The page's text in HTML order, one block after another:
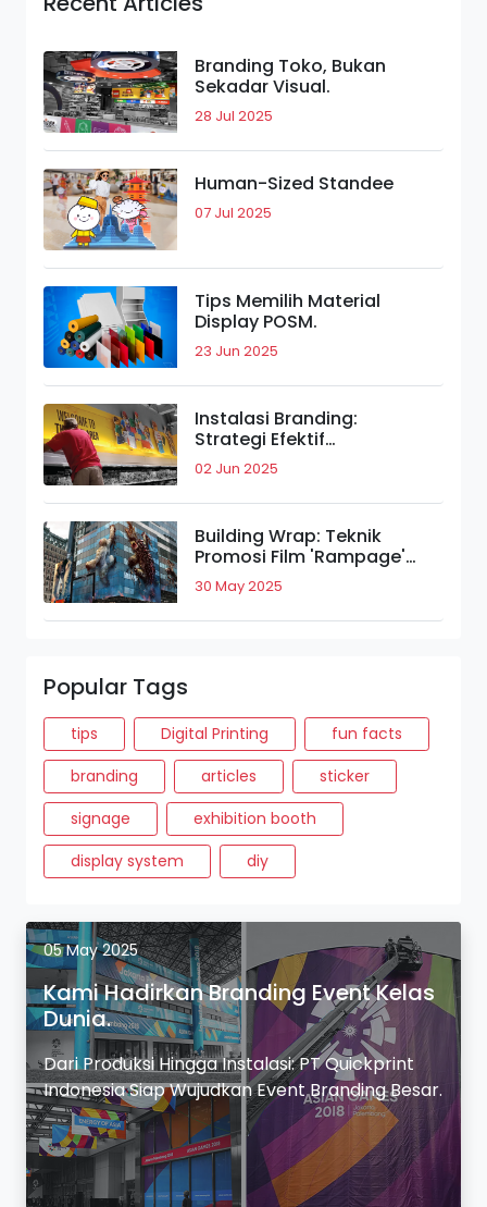
Branding Toko, Bukan
Sekadar Visual.
28 Jul 2025
Human-Sized Standee
07 Jul 2025
Tips Memilih Material
Display POSM.
23 Jun 2025
Instalasi Branding:
Strategi Efektif
Meningkatkan Daya Tarik
Merek.
02 Jun 2025
Building Wrap: Teknik
Promosi Film 'Rampage'
yang Bikin Takjub.
30 May 2025
Popular Tags
tips Digital Printing
fun facts
branding
articles
sticker
signage
exhibition booth
display system
diy
05 May 2025
Kami Hadirkan Branding Event Kelas
Dunia.
Dari Produksi Hingga Instalasi: PT Quickprint
Indonesia Siap Wujudkan Event Branding Besar.